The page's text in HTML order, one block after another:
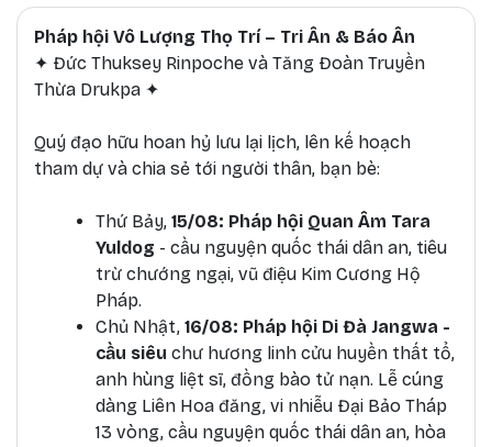
Pháp hội Vô Lượng Thọ Trí – Tri Ân & Báo Ân
✦ Đức Thuksey Rinpoche và Tăng Đoàn Truyền
Thừa Drukpa ✦
Quý đạo hữu hoan hỷ lưu lại lịch, lên kế hoạch
tham dự và chia sẻ tới người thân, bạn bè:
Thứ Bảy, 15/08: Pháp hội Quan Âm Tara
Yuldog - cầu nguyện quốc thái dân an, tiêu
trừ chướng ngại, vũ điệu Kim Cương Hộ
Pháp.
Chủ Nhật, 16/08: Pháp hội Di Đà Jangwa -
cầu siêu chư hương linh cửu huyền thất tổ,
anh hùng liệt sĩ, đồng bào tử nạn. Lễ cúng
dàng Liên Hoa đăng, vi nhiễu Đại Bảo Tháp
13 vòng, cầu nguyện quốc thái dân an, hòa